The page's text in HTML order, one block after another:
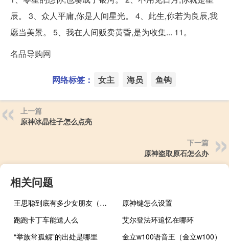
辰。 3、众人平庸,你是人间星光。 4、此生,你若为良辰,我
愿当美景。 5、我在人间贩卖黄昏,是为收集... 11。
名品导购网
网络标签： 女主 海员 鱼钩
上一篇
原神冰晶柱子怎么点亮
下一篇
原神盗取原石怎么办
相关问题
王思聪到底有多少女朋友（王思聪有多少女朋友）
原神键怎么设置
跑跑卡丁车能送人么
艾尔登法环追忆在哪环
“举族常孤鳏”的出处是哪里
金立w100语音王（金立w100）